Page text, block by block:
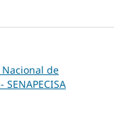
Nacional de